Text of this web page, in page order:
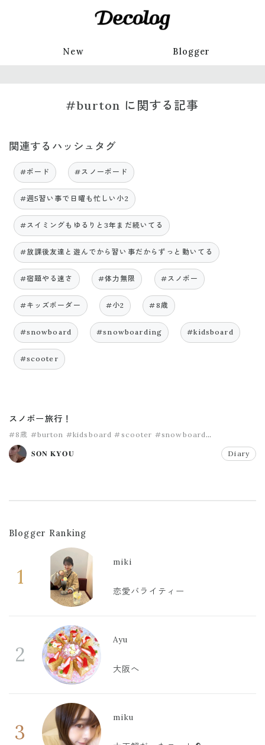
New Blogger
#burton に関する記事
関連するハッシュタグ
#ボード #スノーボード
#週5習い事で日曜も忙しい小2
#スイミングもゆるりと3年まだ続いてる
#放課後友達と遊んでから習い事だからずっと動いてる
#宿題やる速さ #体力無限 #スノボー
#キッズボーダー #小2 #8歳
#snowboard #snowboarding #kidsboard
#scooter
スノボー旅行！
#8歳 #burton #kidsboard #scooter #snowboard
#snowboarding
𝐒𝐎𝐍 𝐊𝐘𝐎𝐔
Diary
Blogger Ranking
1
miki
恋愛バライティー
2
Ayu
大阪へ
3
miku